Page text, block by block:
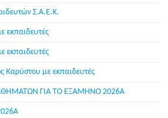
Σ.Α.Ε.Κ.
εκπαιδευτές
εκπαιδευτές
με εκπαιδευτές
ΓΙΑ ΤΟ ΕΞΑΜΗΝΟ 2026Α